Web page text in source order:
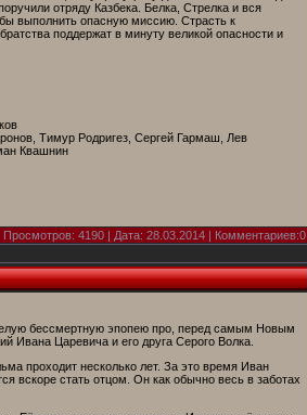
отряду Казбека. Белка, Стрелка и вся
выполнить опасную миссию. Страсть к
поддержат в минуту великой опасности и
Тимур Родригез, Сергей Гармаш, Лев
Квашнин
Просмотров: 4190 | Дата: 28.03.2014 | Комментариев:0
бессмертную эпопею про, перед самым Новым
Ивана Царевича и его друга Серого Волка.
проходит несколько лет. За это время Иван
вскоре стать отцом. Он как обычно весь в заботах